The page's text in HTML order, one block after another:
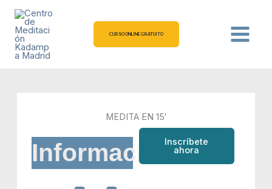
contenido
CURSO ONLINE GRATUITO
MEDITA EN 15′
InformaciónInscríbete
ahora